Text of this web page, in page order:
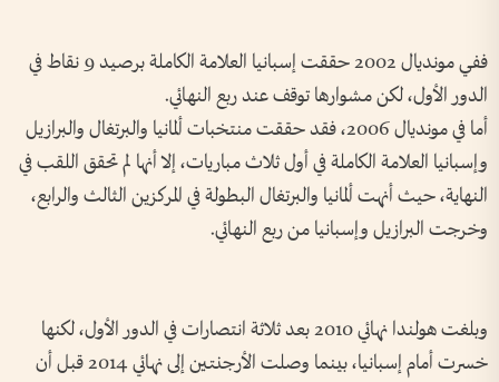
ففي مونديال 2002 حققت إسبانيا العلامة الكاملة برصيد 9 نقاط في
الدور الأول، لكن مشوارها توقف عند ربع النهائي.
أما في مونديال 2006، فقد حققت منتخبات ألمانيا والبرتغال والبرازيل
وإسبانيا العلامة الكاملة في أول ثلاث مباريات، إلا أنها لم تحقق اللقب في
النهاية، حيث أنهت ألمانيا والبرتغال البطولة في المركزين الثالث والرابع،
وخرجت البرازيل وإسبانيا من ربع النهائي.
وبلغت هولندا نهائي 2010 بعد ثلاثة انتصارات في الدور الأول، لكنها
خسرت أمام إسبانيا، بينما وصلت الأرجنتين إلى نهائي 2014 قبل أن